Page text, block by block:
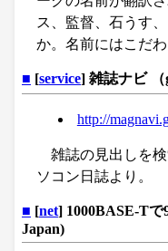
ス、監督、石うす
か。名前にはこだ
■ [service] 雑誌ナビ （
http://
雑誌の見出しを
ソコン日誌より。
■ [net] 1000BASE-T
Japan)